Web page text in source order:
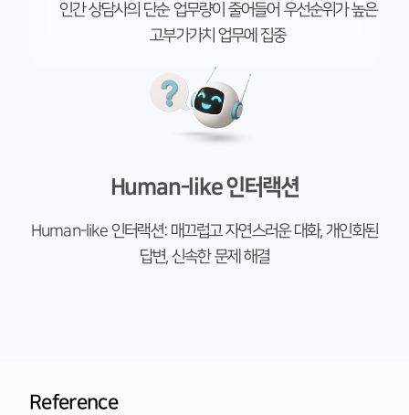
인간 상담사의 단순 업무량이 줄어들어 우선순위가 높은
고부가가치 업무에 집중
Human-like 인터랙션
Human-like 인터랙션: 매끄럽고 자연스러운 대화, 개인화된
답변, 신속한 문제 해결
Reference